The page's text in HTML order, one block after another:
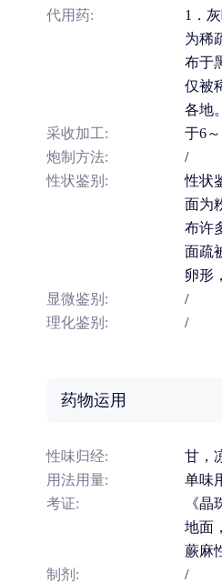
代用药:
1．
为稀
布于
仅被
各地
采收加工:
于6
炮制方法:
/
性状鉴别:
性状
面为
布许
面疏
卵形
显微鉴别:
/
理化鉴别:
/
药物运用
性味归经:
甘，
用法用量:
单味
考证:
《
地面
蕨麻
制剂:
/